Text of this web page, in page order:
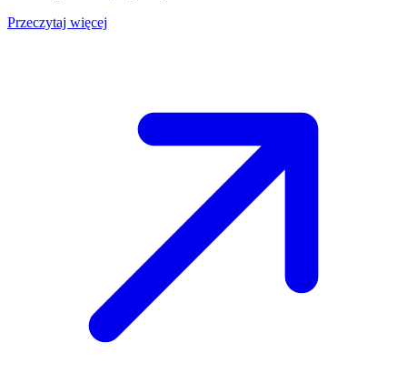
Przeczytaj więcej